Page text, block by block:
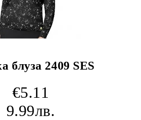
блуза 2409 SES
€5.11
9.99лв.